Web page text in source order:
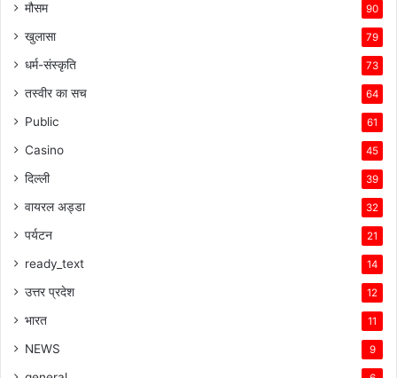
मौसम 90
खुलासा 79
धर्म-संस्कृति 73
तस्वीर का सच 64
Public 61
Casino 45
दिल्ली 39
वायरल अड्डा 32
पर्यटन 21
ready_text 14
उत्तर प्रदेश 12
भारत 11
NEWS 9